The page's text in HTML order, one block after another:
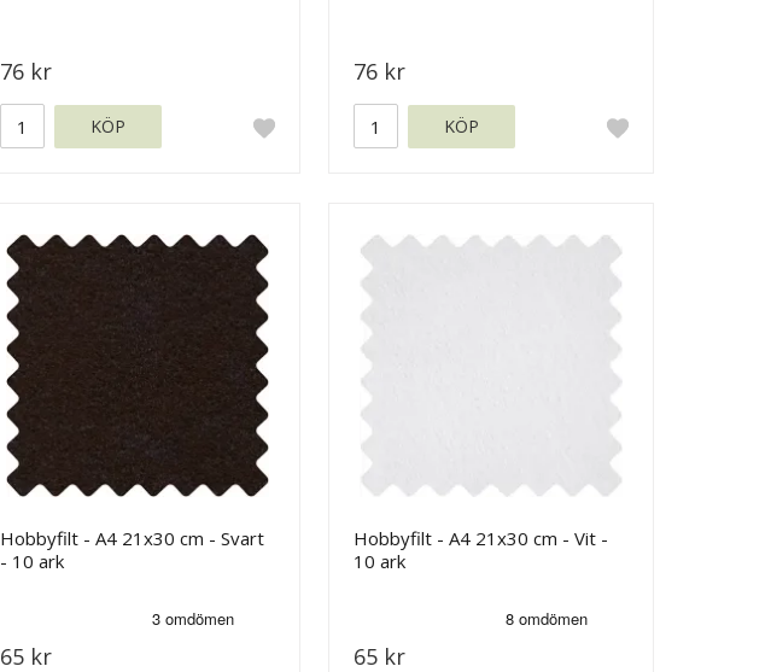
76 kr
KÖP
76 kr
KÖP
Hobbyfilt - A4 21x30 cm - Svart
- 10 ark
65 kr
Hobbyfilt - A4 21x30 cm - Vit -
10 ark
65 kr